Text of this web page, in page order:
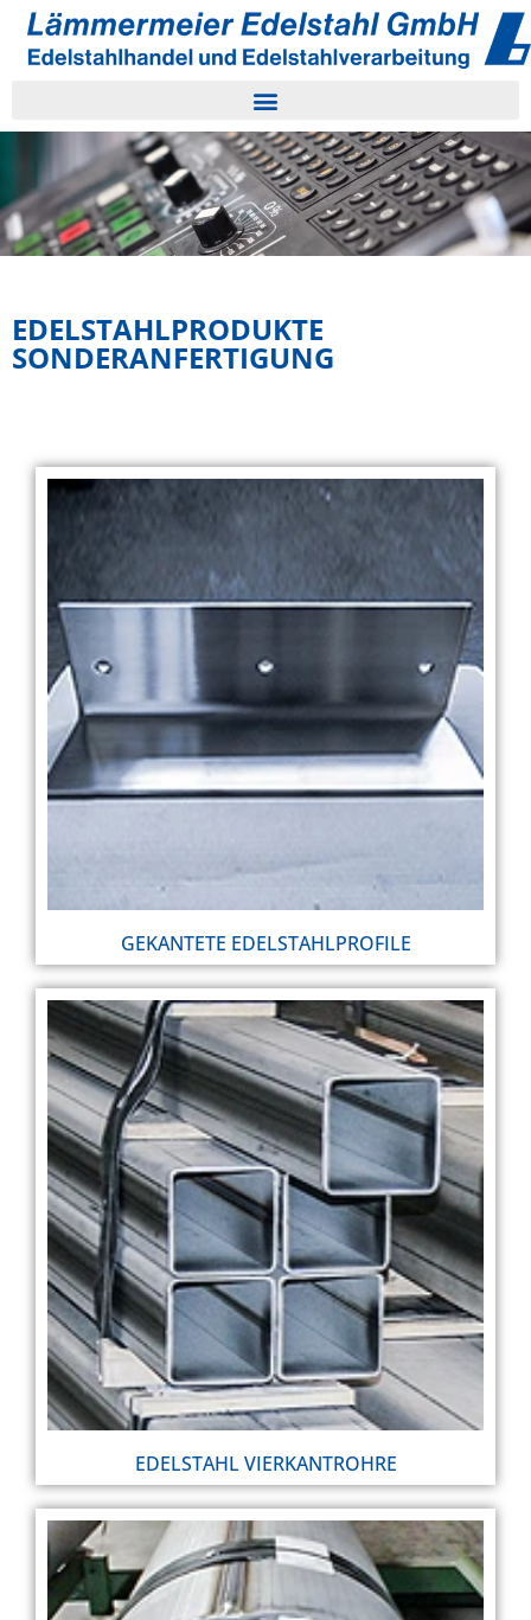
EDELSTAHLPRODUKTE
SONDERANFERTIGUNG
GEKANTETE EDELSTAHLPROFILE
EDELSTAHL VIERKANTROHRE